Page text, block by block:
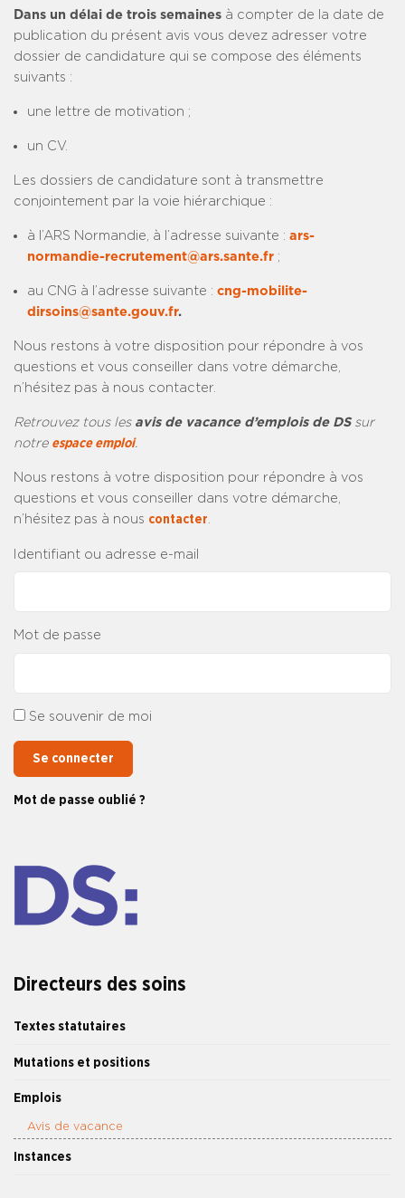
Directeurs des soins
Textes statutaires
Mutations et positions
Emplois
Avis de vacance
Instances
Dans un délai de trois semaines à compter de la date de
publication du présent avis vous devez adresser votre
dossier de candidature qui se compose des éléments
suivants :
une lettre de motivation ;
un CV.
Les dossiers de candidature sont à transmettre
conjointement par la voie hiérarchique :
à l’ARS Normandie, à l’adresse suivante : ars-
normandie-recrutement@ars.sante.fr ;
au CNG à l’adresse suivante : cng-mobilite-
dirsoins@sante.gouv.fr.
Nous restons à votre disposition pour répondre à vos
questions et vous conseiller dans votre démarche,
n’hésitez pas à nous contacter.
Retrouvez tous les avis de vacance d’emplois de DS sur
notre espace emploi.
Nous restons à votre disposition pour répondre à vos
questions et vous conseiller dans votre démarche,
n’hésitez pas à nous contacter
Identifiant ou adresse e-mail
Mot de passe
Se souvenir de moi
Se connecter
Mot de passe oublié ?